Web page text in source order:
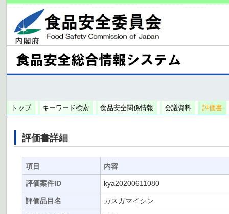
トップ キーワード検索 食品安全関係情報 会議資料 評価書
評価書詳細
項目 内容
評価案件ID kya20200611080
評価品目名 カスガマイシン